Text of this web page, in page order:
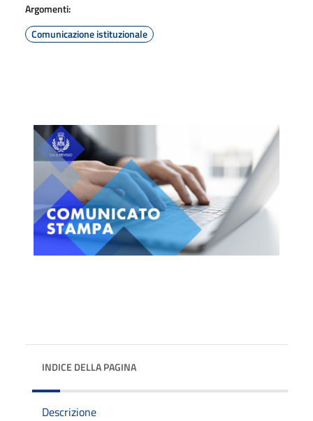
Argomenti:
Comunicazione istituzionale
INDICE DELLA PAGINA
Descrizione